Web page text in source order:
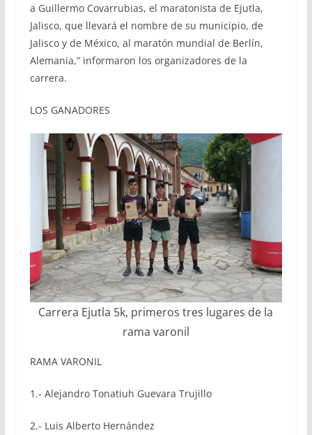
a Guillermo Covarrubias, el maratonista de Ejutla,
Jalisco, que llevará el nombre de su municipio, de
Jalisco y de México, al maratón mundial de Berlín,
Alemania,” informaron los organizadores de la
carrera.
LOS GANADORES
Carrera Ejutla 5k, primeros tres lugares de la
rama varonil
RAMA VARONIL
1.- Alejandro Tonatiuh Guevara Trujillo
2.- Luis Alberto Hernández